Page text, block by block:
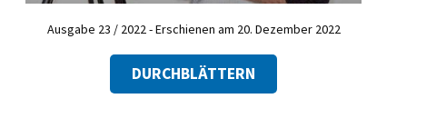
Ausgabe 23 / 2022 - Erschienen am 20. Dezember 2022
DURCHBLÄTTERN